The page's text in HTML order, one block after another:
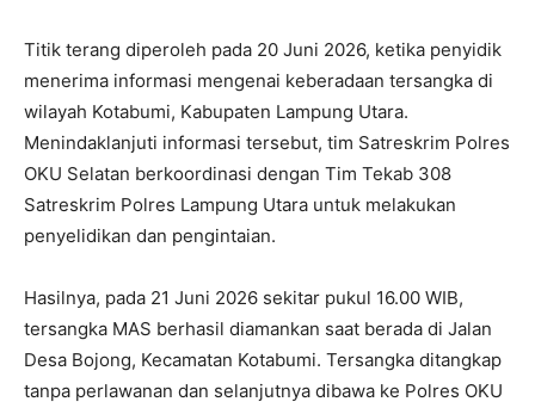
Titik terang diperoleh pada 20 Juni 2026, ketika penyidik
menerima informasi mengenai keberadaan tersangka di
wilayah Kotabumi, Kabupaten Lampung Utara.
Menindaklanjuti informasi tersebut, tim Satreskrim Polres
OKU Selatan berkoordinasi dengan Tim Tekab 308
Satreskrim Polres Lampung Utara untuk melakukan
penyelidikan dan pengintaian.
Hasilnya, pada 21 Juni 2026 sekitar pukul 16.00 WIB,
tersangka MAS berhasil diamankan saat berada di Jalan
Desa Bojong, Kecamatan Kotabumi. Tersangka ditangkap
tanpa perlawanan dan selanjutnya dibawa ke Polres OKU